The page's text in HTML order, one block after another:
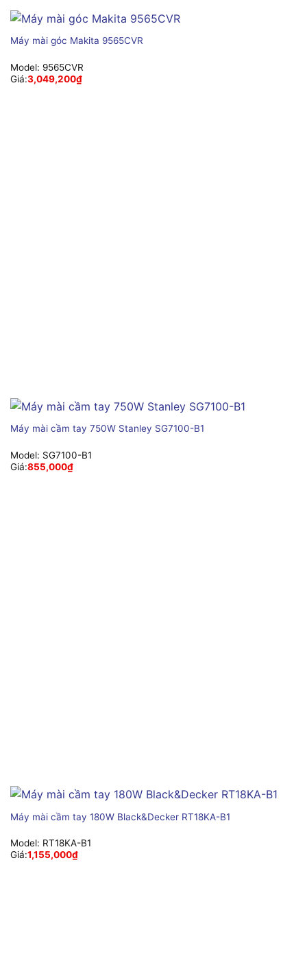
Máy mài góc Makita 9565CVR
Model: 9565CVR
Giá:3,049,200₫
Máy mài cầm tay 750W Stanley SG7100-B1
Model: SG7100-B1
Giá:855,000₫
Máy mài cầm tay 180W Black&Decker RT18KA-B1
Model: RT18KA-B1
Giá:1,155,000₫